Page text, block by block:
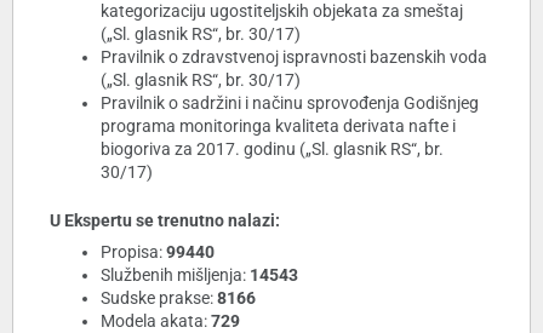
kategorizaciju ugostiteljskih objekata za smeštaj
(„Sl. glasnik RS“, br. 30/17)
Pravilnik o zdravstvenoj ispravnosti bazenskih voda
(„Sl. glasnik RS“, br. 30/17)
Pravilnik o sadržini i načinu sprovođenja Godišnjeg
programa monitoringa kvaliteta derivata nafte i
biogoriva za 2017. godinu („Sl. glasnik RS“, br.
30/17)
U Ekspertu se trenutno nalazi:
Propisa:99440
Službenih mišljenja: 14543
Sudske prakse:8166
Modela akata:729